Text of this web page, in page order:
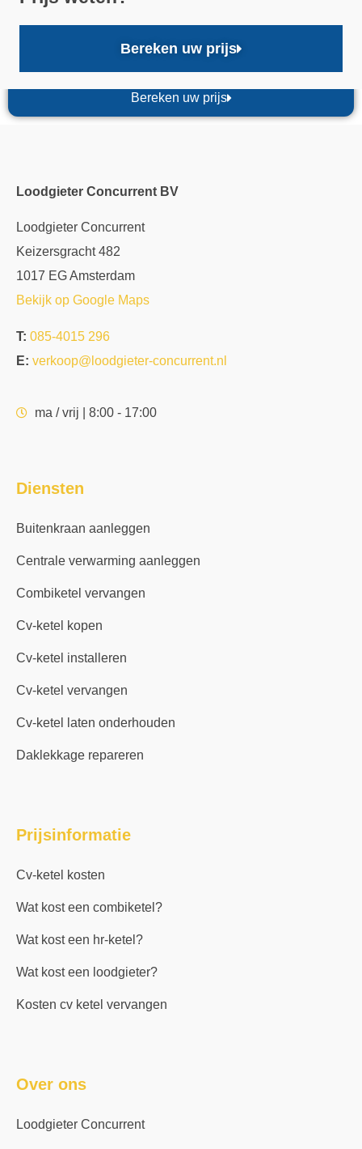
Bereken uw prijs
Bereken uw prijs
Loodgieter Concurrent BV
Loodgieter Concurrent
Keizersgracht 482
1017 EG Amsterdam
Bekijk op Google Maps
T: 085-4015 296
E: verkoop@loodgieter-concurrent.nl
ma / vrij | 8:00 - 17:00
Diensten
Buitenkraan aanleggen
Centrale verwarming aanleggen
Combiketel vervangen
Cv-ketel kopen
Cv-ketel installeren
Cv-ketel vervangen
Cv-ketel laten onderhouden
Daklekkage repareren
Prijsinformatie
Cv-ketel kosten
Wat kost een combiketel?
Wat kost een hr-ketel?
Wat kost een loodgieter?
Kosten cv ketel vervangen
Over ons
Loodgieter Concurrent